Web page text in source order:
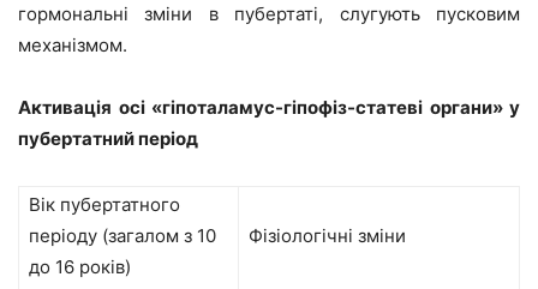
гормональні зміни в пубертаті, слугують пусковим
механізмом.
Активація осі «гіпоталамус-гіпофіз-статеві органи» у
пубертатний період
Вік пубертатного
періоду (загалом з 10
до 16 років)
Фізіологічні зміни